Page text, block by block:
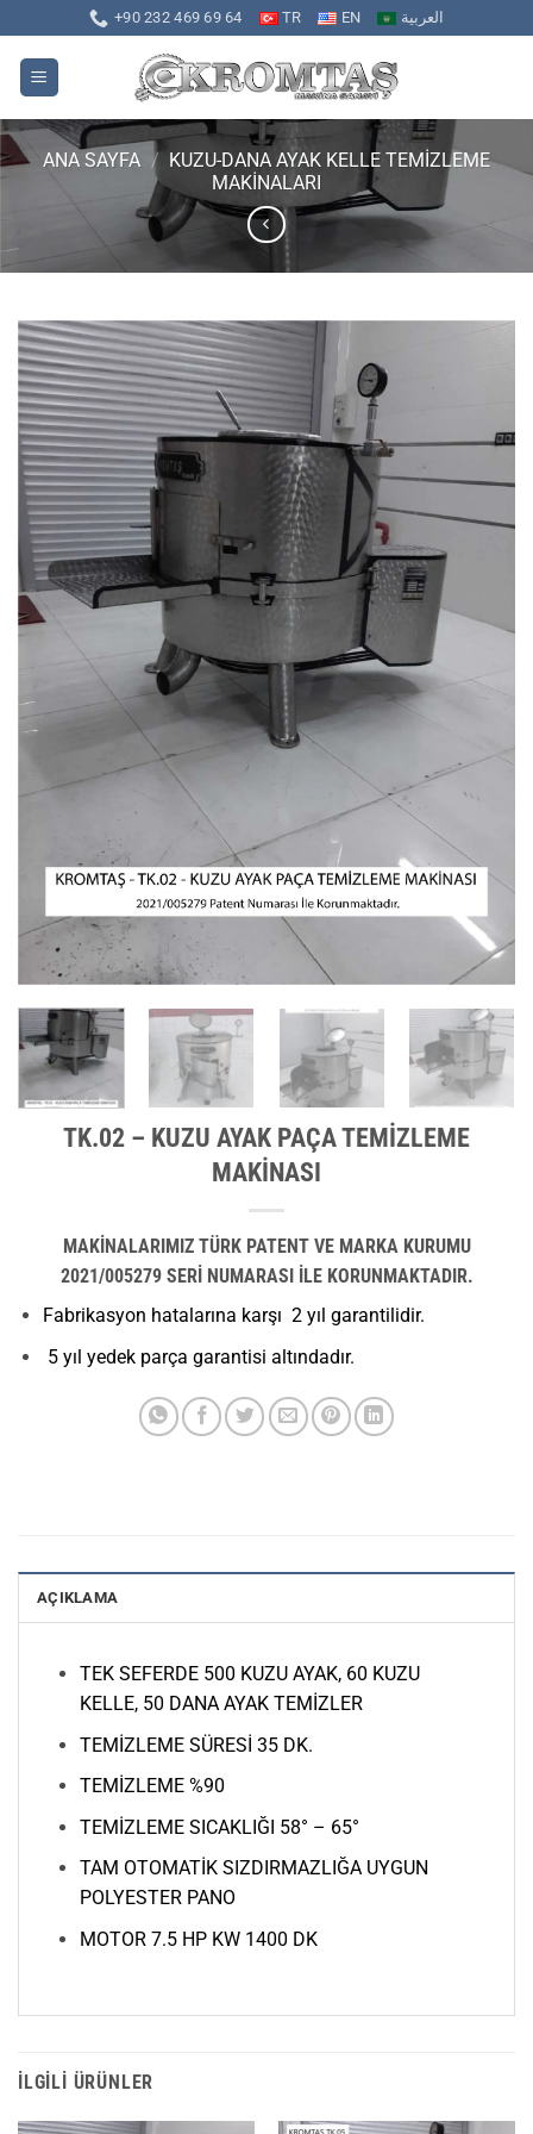
atla
+90 232 469 69 64 TR EN العربية
ANA SAYFA / KUZU-DANA AYAK KELLE TEMİZLEME
MAKİNALARI
TK.02 – KUZU AYAK PAÇA TEMİZLEME
MAKİNASI
MAKİNALARIMIZ TÜRK PATENT VE MARKA KURUMU
2021/005279 SERİ NUMARASI İLE KORUNMAKTADIR.
Fabrikasyon hatalarına karşı 2 yıl garantilidir.
5 yıl yedek parça garantisi altındadır.
AÇIKLAMA
TEK SEFERDE 500 KUZU AYAK, 60 KUZU
KELLE, 50 DANA AYAK TEMİZLER
TEMİZLEME SÜRESİ 35 DK.
TEMİZLEME %90
TEMİZLEME SICAKLIĞI 58° – 65°
TAM OTOMATİK SIZDIRMAZLIĞA UYGUN
POLYESTER PANO
MOTOR 7.5 HP KW 1400 DK
İLGILI ÜRÜNLER